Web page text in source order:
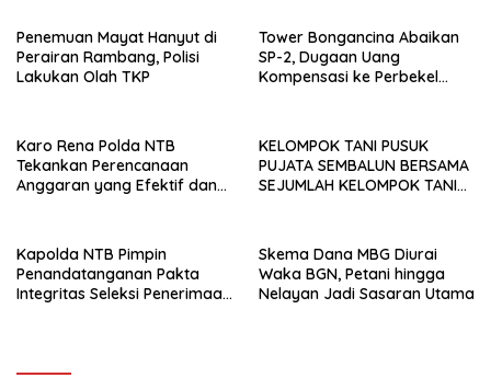
Penemuan Mayat Hanyut di
Perairan Rambang, Polisi
Lakukan Olah TKP
Tower Bongancina Abaikan
SP-2, Dugaan Uang
Kompensasi ke Perbekel
Karo Rena Polda NTB
Tekankan Perencanaan
Anggaran yang Efektif dan
KELOMPOK TANI PUSUK
PUJATA SEMBALUN BERSAMA
SEJUMLAH KELOMPOK TANI
MENDUKUNG SERTA
MENYUKSESKAN PROGRAM
PEMERINTAH DI SEKTOR
HORTIKULTURA, KHUSUSNYA
Kapolda NTB Pimpin
Penandatanganan Pakta
Integritas Seleksi Penerimaan
Skema Dana MBG Diurai
Waka BGN, Petani hingga
Nelayan Jadi Sasaran Utama